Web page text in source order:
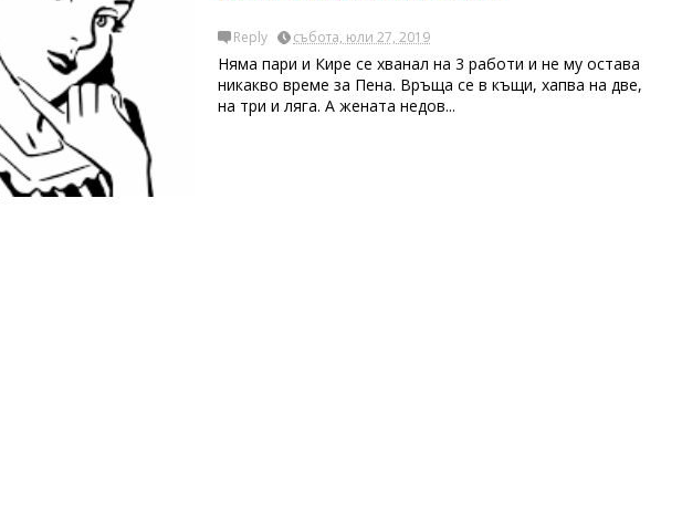
Reply събота, юли 27, 2019
Няма пари и Кире се хванал на 3 работи и не му остава
никакво време за Пена. Връща се в къщи, хапва на две,
на три и ляга. А жената недов...